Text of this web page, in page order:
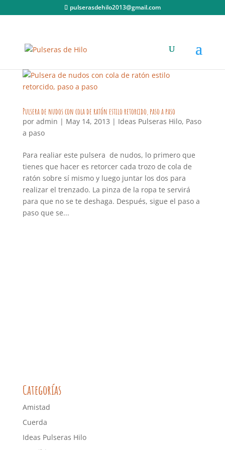
pulserasdehilo2013@gmail.com
Pulsera de nudos con cola de ratón estilo retorcido, paso a paso
por admin | May 14, 2013 | Ideas Pulseras Hilo, Paso
a paso
Para realiar este pulsera de nudos, lo primero que
tienes que hacer es retorcer cada trozo de cola de
ratón sobre sí mismo y luego juntar los dos para
realizar el trenzado. La pinza de la ropa te servirá
para que no se te deshaga. Después, sigue el paso a
paso que se...
Categorías
Amistad
Cuerda
Ideas Pulseras Hilo